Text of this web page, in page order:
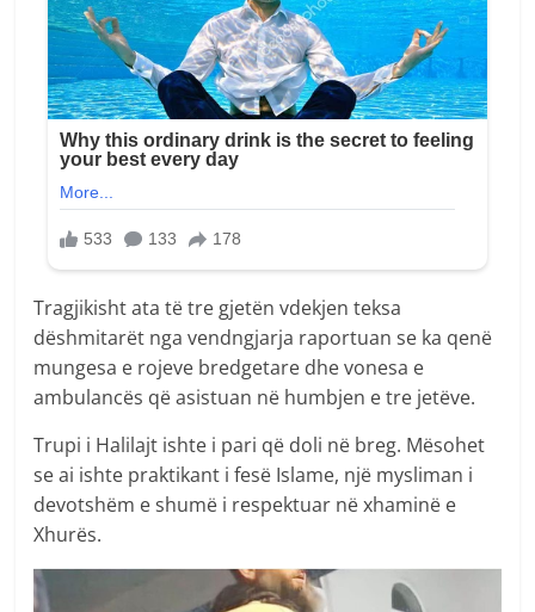
Tragjikisht ata të tre gjetën vdekjen teksa
dëshmitarët nga vendngjarja raportuan se ka qenë
mungesa e rojeve bredgetare dhe vonesa e
ambulancës që asistuan në humbjen e tre jetëve.
Trupi i Halilajt ishte i pari që doli në breg. Mësohet
se ai ishte praktikant i fesë Islame, një mysliman i
devotshëm e shumë i respektuar në xhaminë e
Xhurës.